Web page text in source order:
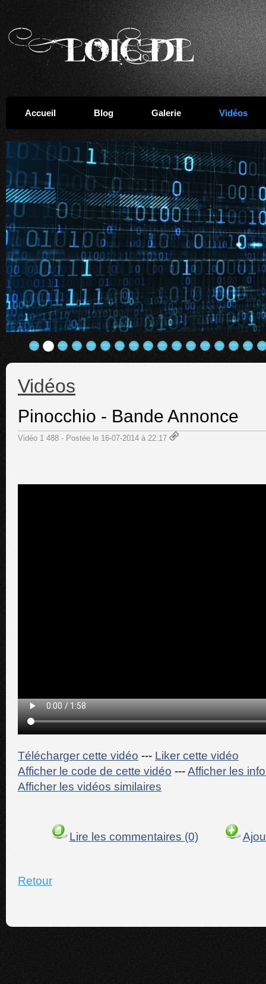
Accueil Blog Galerie Vidéos
Vidéos
Pinocchio - Bande Annonce
Vidéo 1 488 - Postée le 16-07-2014 à 22:17
Télécharger cette vidéo --- Liker cette vidéo
Afficher le code de cette vidéo ---Afficher les
Afficher les vidéos similaires
Lire les commentaires (0)
Retour